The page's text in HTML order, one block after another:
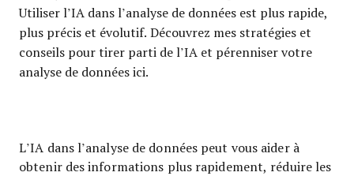
Utiliser l’IA dans l’analyse de données est plus rapide,
plus précis et évolutif. Découvrez mes stratégies et
conseils pour tirer parti de l’IA et pérenniser votre
analyse de données ici.
L’IA dans l’analyse de données peut vous aider à
obtenir des informations plus rapidement, réduire les